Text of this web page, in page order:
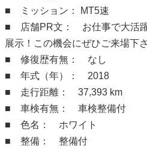
■ ミッション： MT5速
■ 店舗PR文： お仕事で大活躍
展示！この機会にぜひご来場下
■ 修復歴有無： なし
■ 年式（年）： 2018
■ 走行距離： 37,393 km
■ 車検有無： 車検整備付
■ 色名： ホワイト
■ 整備： 整備付